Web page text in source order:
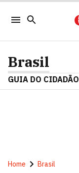
Brasil
GUIA DO CIDADÃO
Home Brasil